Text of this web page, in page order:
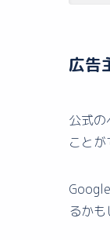
広告
公式
ことが
るかも